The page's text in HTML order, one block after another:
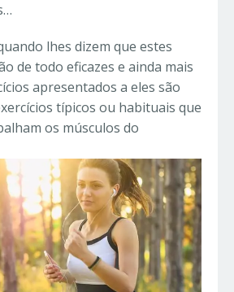
lhes dizem que estes
de todo eficazes e ainda mais
apresentados a eles são
típicos ou habituais que
os músculos do